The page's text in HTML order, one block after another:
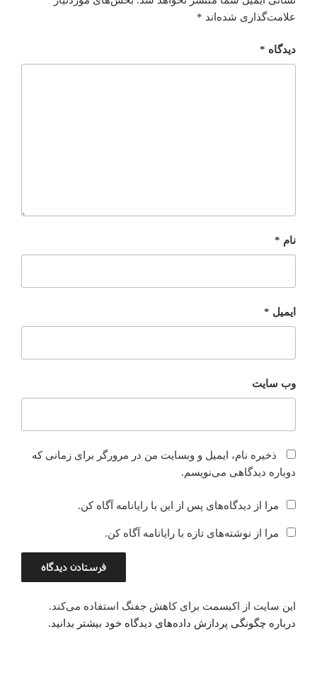
علامت‌گذاری شده‌اند *
دیدگاه *
نام *
ایمیل *
وب‌ سایت
ذخیره نام، ایمیل و وبسایت من در مرورگر برای زمانی که
دوباره دیدگاهی می‌نویسم.
مرا از دیدگاه‌های پس از این با رایانامه آگاه کن.
مرا از نوشته‌های تازه با رایانامه آگاه کن.
این سایت از اکیسمت برای کاهش جفنگ استفاده می‌کند.
درباره چگونگی پردازش داده‌های دیدگاه خود بیشتر بدانید.